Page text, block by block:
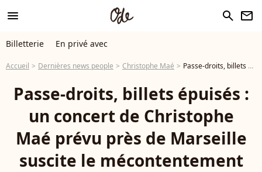
menu search newsletter
Billetterie En privé avec
Accueil Dernières news people Christophe Maé Passe-droits, billets épuisés : un concert de Christophe Maé prévu près de Marseille suscite le mécontentement
Passe-droits, billets épuisés :
un concert de Christophe
Maé prévu près de Marseille
suscite le mécontentement